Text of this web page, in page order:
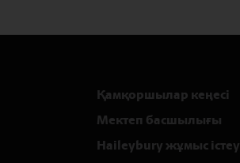
Қамқоршылар кеңесі
Мектеп басшылығы
Haileybury жұмыс істеу